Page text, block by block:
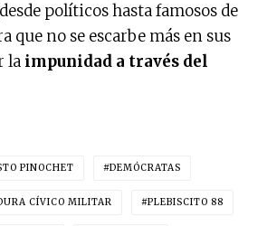
políticos hasta famosos de
que no se escarbe más en sus
la impunidad a través del
PINOCHET DEMÓCRATAS
CÍVICO MILITAR PLEBISCITO 88